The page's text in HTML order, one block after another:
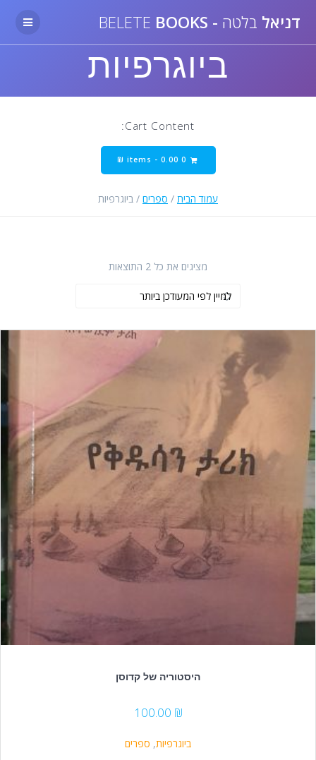
to
דניאלבלטה-
BOOKS
ביוגרפיות
Cart Content:
0 items -
0.00
₪
עמוד הבית/ספרים/ ביוגרפיות
מציגים את כל ⁦2⁩ התוצאות
ממוין
היסטוריה של קדוסן
100.00
ביוגרפיות,ספרים